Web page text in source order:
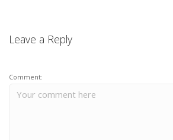
Leave a Reply
Comment: